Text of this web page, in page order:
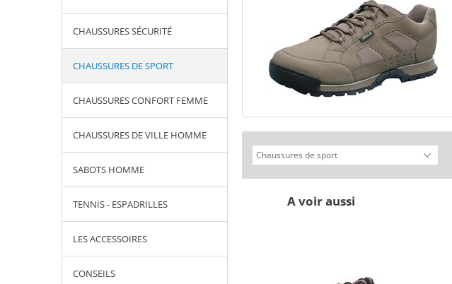
CHAUSSURES SÉCURITÉ
CHAUSSURES DE SPORT
CHAUSSURES CONFORT FEMME
CHAUSSURES DE VILLE HOMME
SABOTS HOMME
TENNIS - ESPADRILLES
LES ACCESSOIRES
CONSEILS
A voir aussi